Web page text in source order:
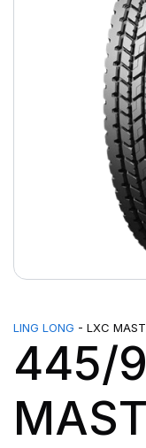
LING LONG - LXC
445/